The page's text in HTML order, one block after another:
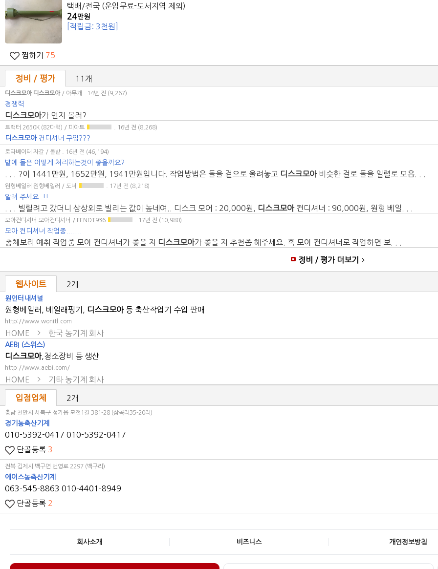
택배/전국 (운임무료-도서지역 제외)
24만원
[적립금: 3천원]
찜하기 75
정비 / 평가 11개
디스크모아 디스크모아/ 아무개 . 14년 전 (9,267)
경쟁력
디스크모아가 먼지 몰러?
트랙터 2650K (82마력) / 피아트 . 16년 전 (8,268)
디스크모아컨디셔너 구입???
로타베이터 자갈 / 돌밭 . 16년 전 (46,194)
밭에 돌은 어떻게 처리하는것이 좋을까요?
. . . ?이 1441만원, 1652만원, 1941만원입니다. 작업방법은 돌을 겉으로 올려놓고 디스크모아비슷한 걸로 돌을 일렬로 모읍. . .
원형베일러 원형베일러 / 도너 . 17년 전 (8,218)
알려 주세요..!!
. . . 빌릴려고 갔더니 상상외로 빌리는 값이 높네여.. 디스크 모어 : 20,000원, 디스크모아컨디셔너 : 90,000원, 원형 베일. . .
모아컨디셔너 모아컨디셔너 / FENDT936 . 17년 전 (10,980)
모아 컨디셔너 작업중........
총체보리 예취 작업중 모아 컨디셔너가 좋을 지 디스크모아가 좋을 지 추천좀 해주세요. 혹 모아 컨디셔너로 작업하면 보. . .
정비 / 평가 더보기
웹사이트 2개
원인터내셔널
원형베일러, 베일래핑기, 디스크모아등 축산작업기 수입 판매
http://www.wonitl.com
HOME 한국 농기계 회사
AEBI (스위스)
디스크모아,청소장비 등 생산
http://www.aebi.com/
HOME 기타 농기계 회사
입점업체 2개
충남 천안시 서북구 성거읍 모전1길 381-28 (삼곡리35-20리)
경기농축산기계
010-5392-0417 010-5392-0417
단골등록 3
전북 김제시 백구면 번영로 2297 (백구리)
에이스농축산기계
063-545-8863 010-4401-8949
단골등록 2
회사소개 비즈니스 개인정보방침